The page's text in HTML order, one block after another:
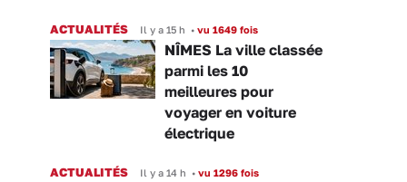
ACTUALITÉS Il y a 15 h • vu 1649 fois
NÎMES La ville classée
parmi les 10
meilleures pour
voyager en voiture
électrique
ACTUALITÉS Il y a 14 h • vu 1296 fois